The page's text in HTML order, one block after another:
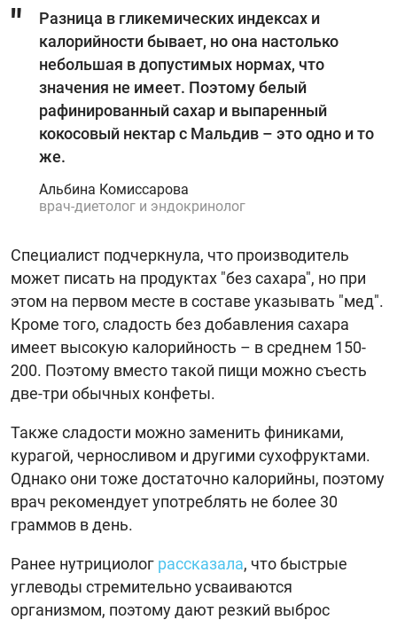
Разница в гликемических индексах и
калорийности бывает, но она настолько
небольшая в допустимых нормах, что
значения не имеет. Поэтому белый
рафинированный сахар и выпаренный
кокосовый нектар с Мальдив – это одно и то
же.
Альбина Комиссарова
врач-диетолог и эндокринолог
Специалист подчеркнула, что производитель
может писать на продуктах "без сахара", но при
этом на первом месте в составе указывать "мед".
Кроме того, сладость без добавления сахара
имеет высокую калорийность – в среднем 150-
200. Поэтому вместо такой пищи можно съесть
две-три обычных конфеты.
Также сладости можно заменить финиками,
курагой, черносливом и другими сухофруктами.
Однако они тоже достаточно калорийны, поэтому
врач рекомендует употреблять не более 30
граммов в день.
Ранее нутрициолог рассказала, что быстрые
углеводы стремительно усваиваются
организмом, поэтому дают резкий выброс